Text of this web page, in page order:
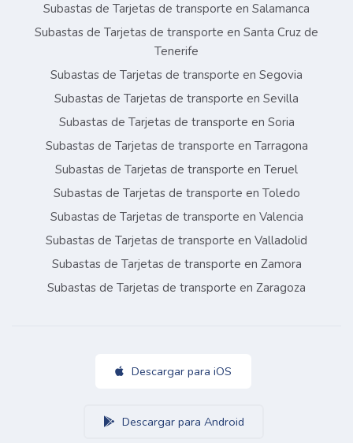
Subastas de Tarjetas de transporte en Salamanca
Subastas de Tarjetas de transporte en Santa Cruz de
Tenerife
Subastas de Tarjetas de transporte en Segovia
Subastas de Tarjetas de transporte en Sevilla
Subastas de Tarjetas de transporte en Soria
Subastas de Tarjetas de transporte en Tarragona
Subastas de Tarjetas de transporte en Teruel
Subastas de Tarjetas de transporte en Toledo
Subastas de Tarjetas de transporte en Valencia
Subastas de Tarjetas de transporte en Valladolid
Subastas de Tarjetas de transporte en Zamora
Subastas de Tarjetas de transporte en Zaragoza
Descargar para iOS
Descargar para Android